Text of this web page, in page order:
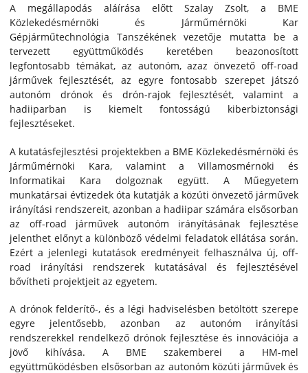
A megállapodás aláírása előtt Szalay Zsolt, a BME
Közlekedésmérnöki és Járműmérnöki Kar
Gépjárműtechnológia Tanszékének vezetője mutatta be a
tervezett együttműködés keretében beazonosított
legfontosabb témákat, az autonóm, azaz önvezető off-road
járművek fejlesztését, az egyre fontosabb szerepet játszó
autonóm drónok és drón-rajok fejlesztését, valamint a
hadiiparban is kiemelt fontosságú kiberbiztonsági
fejlesztéseket.
A kutatásfejlesztési projektekben a BME Közlekedésmérnöki és
Járműmérnöki Kara, valamint a Villamosmérnöki és
Informatikai Kara dolgoznak együtt. A Műegyetem
munkatársai évtizedek óta kutatják a közúti önvezető járművek
irányítási rendszereit, azonban a hadiipar számára elsősorban
az off-road járművek autonóm irányításának fejlesztése
jelenthet előnyt a különböző védelmi feladatok ellátása során.
Ezért a jelenlegi kutatások eredményeit felhasználva új, off-
road irányítási rendszerek kutatásával és fejlesztésével
bővítheti projektjeit az egyetem.
A drónok felderítő-, és a légi hadviselésben betöltött szerepe
egyre jelentősebb, azonban az autonóm irányítási
rendszerekkel rendelkező drónok fejlesztése és innovációja a
jövő kihívása. A BME szakemberei a HM-mel
együttműködésben elsősorban az autonóm közúti járművek és